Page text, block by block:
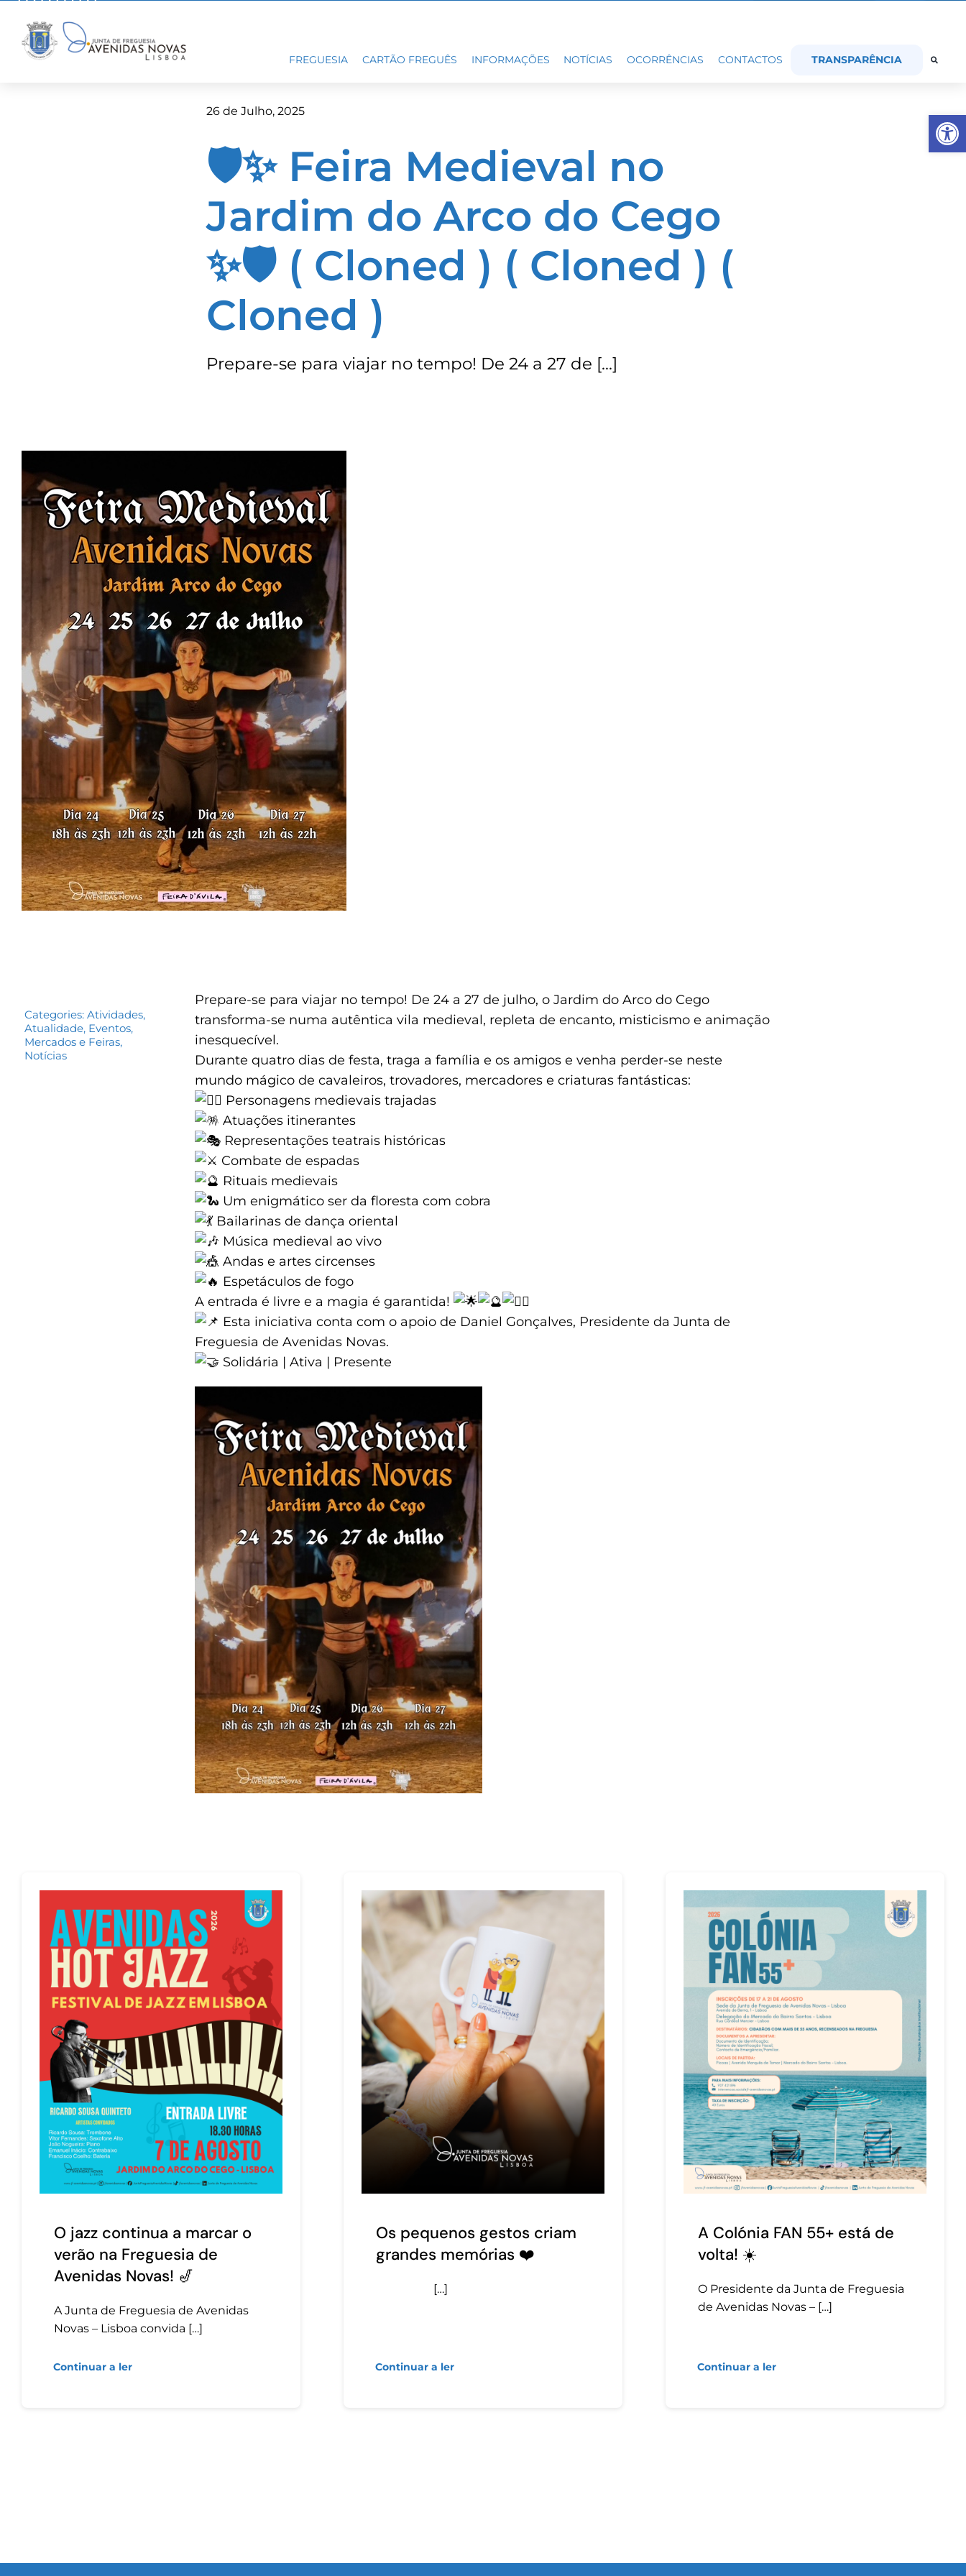
content
FREGUESIA CARTÃO FREGUÊS INFORMAÇÕES NOTÍCIAS OCORRÊNCIAS CONTACTOS TRANSPARÊNCIA
26 de Julho, 2025
🛡️✨ Feira Medieval no
Jardim do Arco do Cego
✨🛡️ ( Cloned ) ( Cloned ) (
Cloned )
Prepare-se para viajar no tempo! De 24 a 27 de […]
Categories:Atividades,
Atualidade, Eventos,
Mercados e Feiras,
Notícias
Prepare-se para viajar no tempo! De 24 a 27 de julho, o Jardim do Arco do Cego
transforma-se numa autêntica vila medieval, repleta de encanto, misticismo e animação
inesquecível.
Durante quatro dias de festa, traga a família e os amigos e venha perder-se neste
mundo mágico de cavaleiros, trovadores, mercadores e criaturas fantásticas:
Personagens medievais trajadas
Atuações itinerantes
Representações teatrais históricas
Combate de espadas
Rituais medievais
Um enigmático ser da floresta com cobra
Bailarinas de dança oriental
Música medieval ao vivo
Andas e artes circenses
Espetáculos de fogo
A entrada é livre e a magia é garantida!
Esta iniciativa conta com o apoio de Daniel Gonçalves, Presidente da Junta de
Freguesia de Avenidas Novas.
Solidária | Ativa | Presente
O jazz continua a marcar o
verão na Freguesia de
Avenidas Novas! 🎷
A Junta de Freguesia de Avenidas
Novas – Lisboa convida […]
Continuar a ler
Os pequenos gestos criam
grandes memórias ❤️
[…]
Continuar a ler
A Colónia FAN 55+ está de
volta! ☀️
O Presidente da Junta de Freguesia
de Avenidas Novas – […]
Continuar a ler